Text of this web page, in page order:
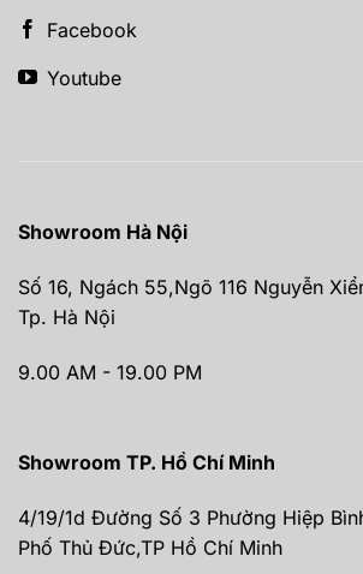
Facebook
Youtube
Showroom Hà Nội
Số 16, Ngách 55,Ngõ 116 Nguyễn
Tp. Hà Nội
9.00 AM - 19.00 PM
Showroom TP. Hồ Chí Minh
4/19/1d Đường Số 3 Phường Hiệp
Phố Thủ Đức,TP Hồ Chí Minh